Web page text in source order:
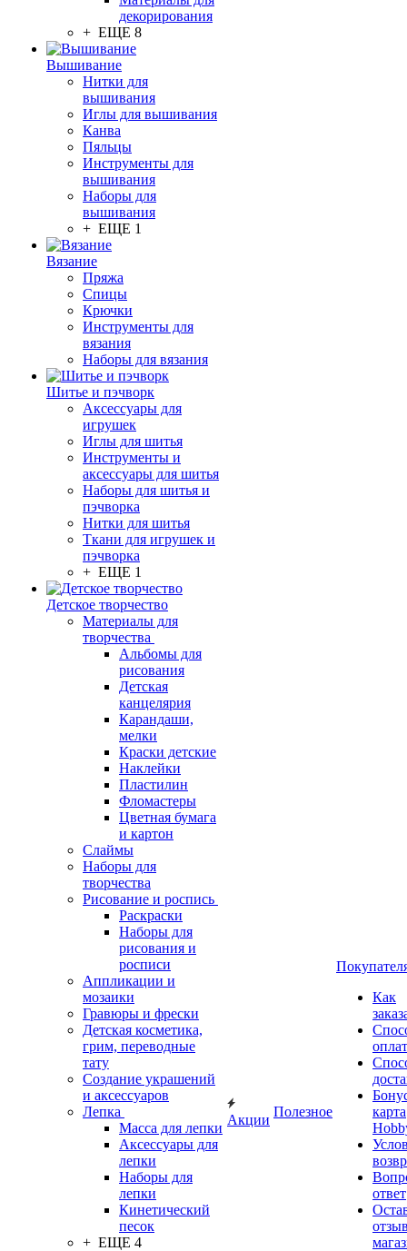
декорирования
+ ЕЩЕ 8
Вышивание
Нитки для
вышивания
Иглы для вышивания
Канва
Пяльцы
Инструменты для
вышивания
Наборы для
вышивания
+ ЕЩЕ 1
Вязание
Пряжа
Спицы
Крючки
Инструменты для
вязания
Наборы для вязания
Шитье и пэчворк
Аксессуары для
игрушек
Иглы для шитья
Инструменты и
аксессуары для шитья
Наборы для шитья и
пэчворка
Нитки для шитья
Ткани для игрушек и
пэчворка
+ ЕЩЕ 1
Детское творчество
Материалы для
творчества
Альбомы для
рисования
Детская
канцелярия
Карандаши,
мелки
Краски детские
Наклейки
Пластилин
Фломастеры
Цветная бумага
и картон
Слаймы
Наборы для
творчества
Рисование и роспись
Раскраски
Наборы для
рисования и
росписи
Аппликации и
мозаики
Гравюры и фрески
Детская косметика,
грим, переводные
тату
Создание украшений
и аксессуаров
Лепка
Масса для лепки
Аксессуары для
лепки
Наборы для
лепки
Кинетический
песок
+ ЕЩЕ 4
Акции
Полезное
Как
карта
ответ